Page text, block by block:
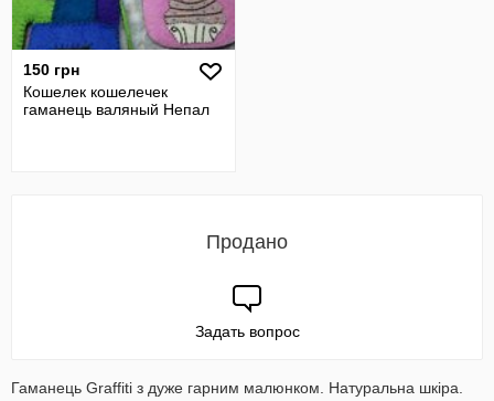
150 грн
Кошелек кошелечек
гаманець валяный Непал
Продано
Задать вопрос
Гаманець Graffiti з дуже гарним малюнком. Натуральна шкіра.